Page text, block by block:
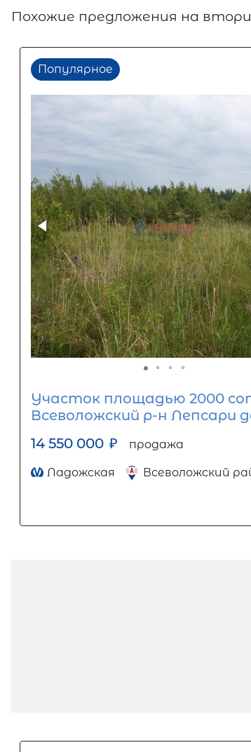
Похожие предложения на
Популярное
Участок площадью 2000
Всеволожский р-н Лепсари
14 550 000 ₽ продажа
Ладожская Всеволожский